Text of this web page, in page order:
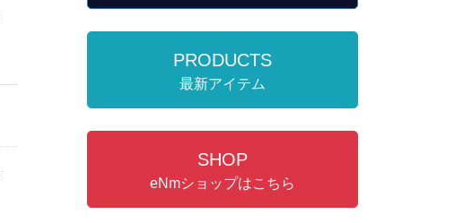
PRODUCTS
最新アイテム
SHOP
eNmショップはこちら